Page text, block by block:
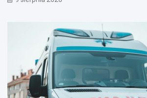
ś
ć